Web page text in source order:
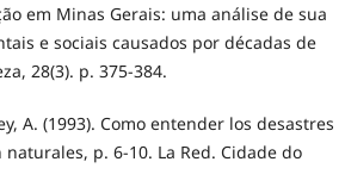
em Minas Gerais: uma análise de sua
e sociais causados por décadas de
28(3). p. 375-384.
A. (1993). Como entender los desastres
p. 6-10. La Red. Cidade do